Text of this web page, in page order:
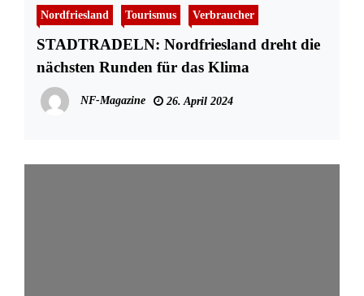
Nordfriesland Tourismus Verbraucher
STADTRADELN: Nordfriesland dreht die
nächsten Runden für das Klima
NF-Magazine 26. April 2024